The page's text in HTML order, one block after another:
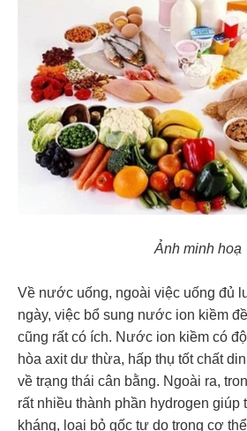
Ảnh minh hoạ
Về nước uống, ngoài việc uống đủ
ngày, việc bổ sung nước ion kiềm
cũng rất có ích. Nước ion kiềm có
hòa axit dư thừa, hấp thụ tốt chất
về trạng thái cân bằng. Ngoài ra,
rất nhiều thành phần hydrogen
kháng, loại bỏ gốc tự do trong cơ